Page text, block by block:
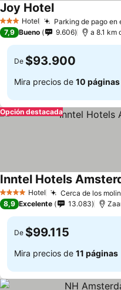
3 Estrellas
Hotel Parking de pago en
Joy Hotel
7,9 Bueno 9.606 a 8.1 km
De $93.900
Mira precios de 10 páginas
Opción destacada
4 EstrellasHotel Cerca de los
Inntel Hotels
8,9 Excelente 13.083
De $99.115
Mira precios de 11 páginas